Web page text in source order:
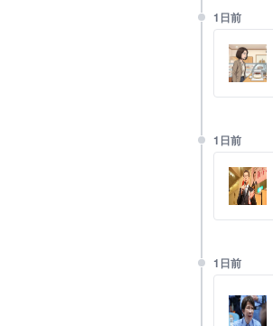
1日前
1日前
1日前